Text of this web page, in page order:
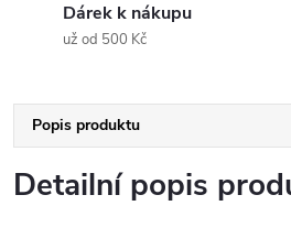
Dárek k nákupu
už od 500 Kč
Popis produktu
Detailní popis